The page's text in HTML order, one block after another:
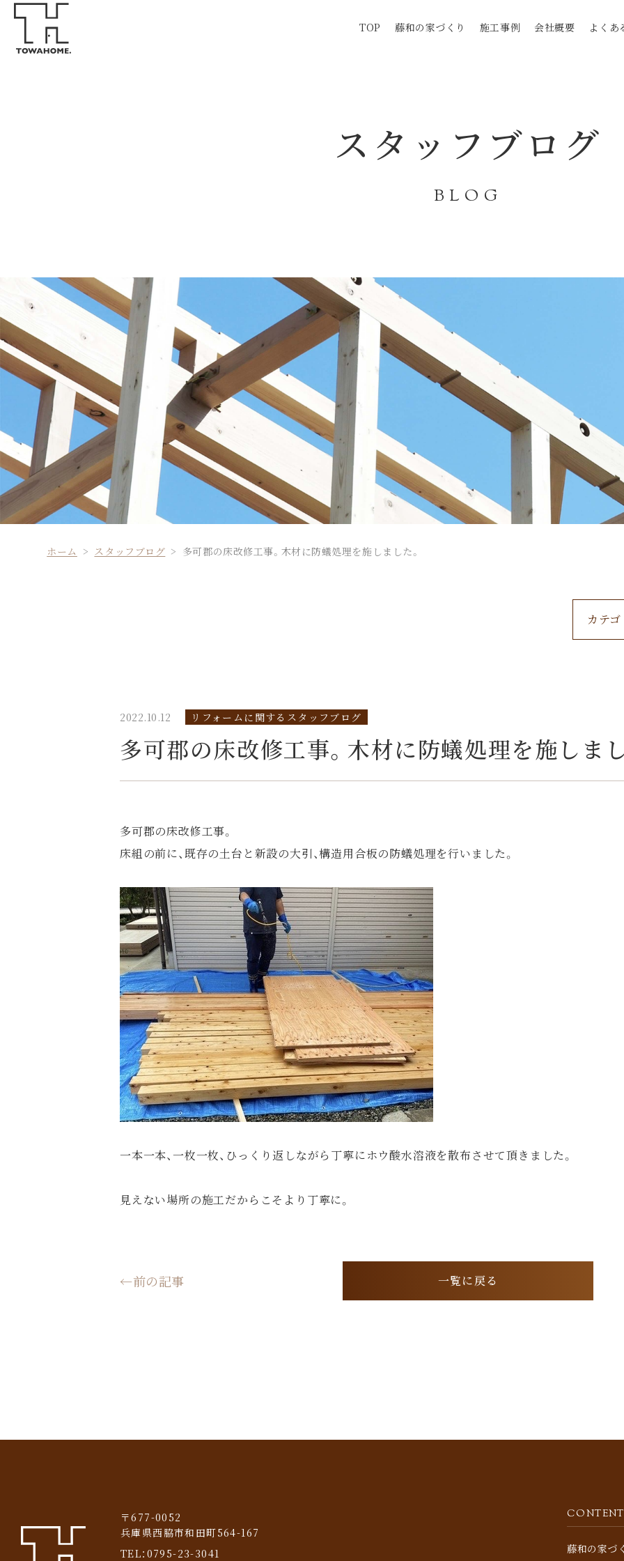
TOP 藤和の家づくり 施工事例 会社概要 よくあ
スタッフブログ
BLOG
ホーム スタッフブログ 多可郡の床改修工事。木材に防蟻処理を施しました。
カテ
2022.10.12 リフォームに関するスタッフブログ
多可郡の床改修工事。木材に防蟻処理を施しま
多可郡の床改修工事。
床組の前に、既存の土台と新設の大引、構造用合板の防蟻処理を行いました。
一本一本、一枚一枚、ひっくり返しながら丁寧にホウ酸水溶液を散布させて頂きました。
見えない場所の施工だからこそより丁寧に。
一覧に戻る
←前の記事
〒677-0052
兵庫県西脇市和田町564-167
TEL： 0795-23-3041 藤和の家づ